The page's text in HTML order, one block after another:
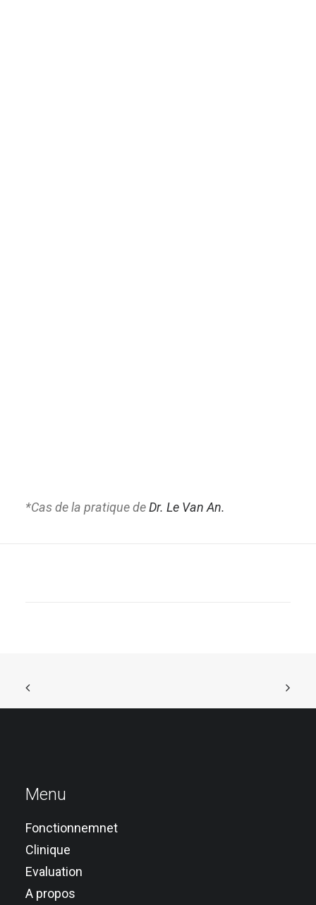
*Cas de la pratique deDr. Le Van An.
Menu
Fonctionnemnet
Clinique
Evaluation
A propos